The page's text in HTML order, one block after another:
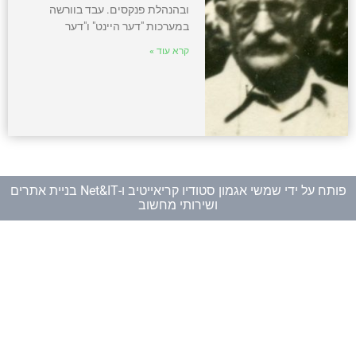
ובהנהלת פנקסים. עבד בוורשה
במערכות "דער היינט" ו"דער
קרא עוד »
פותח על ידי שמשי אגמון סטודיו קריאייטיב ו-
Net&IT בניית אתרים
ושירותי מחשוב